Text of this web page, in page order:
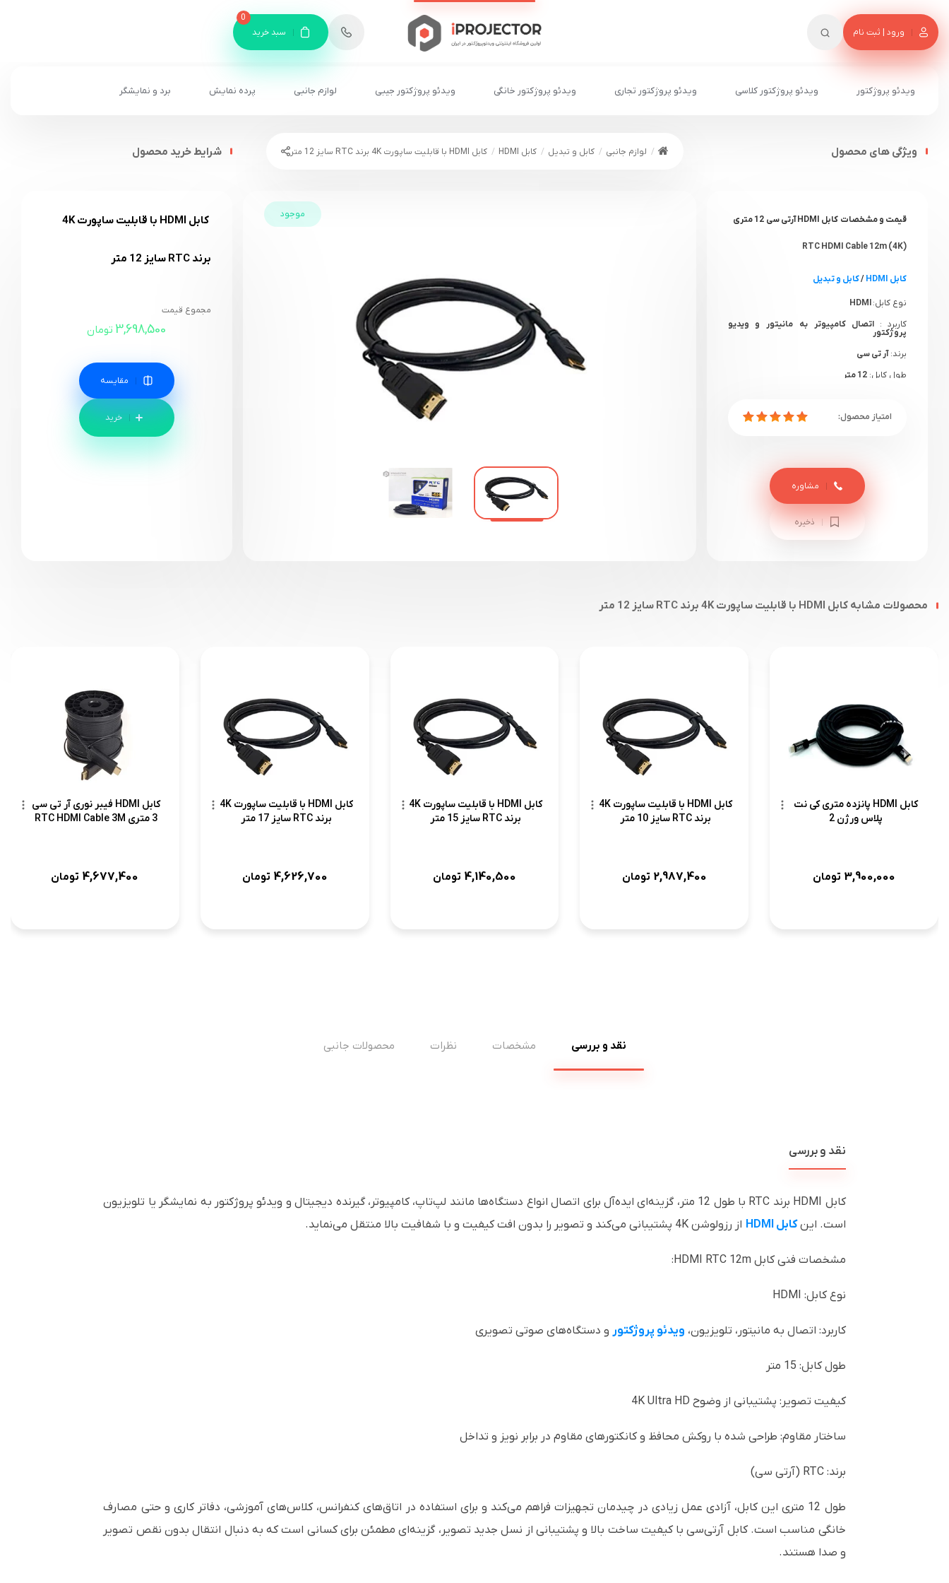
ورود | ثبت نام
8
سبد خرید
0
ویدئو پروژکتور ویدئو پروژکتور کلاسی ویدئو پروژکتور تجاری ویدئو پروژکتور خانگی ویدئو پروژکتور جیبی لوازم جانبی پرده نمایش برد و نمایشگر
لوازم جانبی کابل و تبدیل کابل HDMI کابل HDMI با قابلیت ساپورت 4K برند RTC سایز 12 متر
موجود
شرایط خرید محصول
کابل HDMI با قابلیت ساپورت 4K
برند RTC سایز 12 متر
مجموع قیمت
3,698,500 تومان
مقایسه
ویژگی های محصول
قیمت و مشخصات کابل HDMI آرتی سی 12 متری
(4K) RTC HDMI Cable 12m
کابل HDMI /کابل و تبدیل
نوع کابل:HDMI
کاربرد : اتصال کامپیوتر به مانیتور و ویدیو
پروژکتور
برند:آر تی سی
طول کابل: 12 متر
ذخیره
مشاوره
محصولات مشابه کابل HDMI با قابلیت ساپورت 4K برند RTC سایز 12 متر
کابل HDMI پانزده متری کی نت
پلاس ورژن 2
3,900,000 تومان
کابل HDMI با قابلیت ساپورت 4K
برند RTC سایز 10 متر
2,987,400 تومان
کابل HDMI با قابلیت ساپورت 4K
برند RTC سایز 15 متر
4,140,500 تومان
کابل HDMI با قابلیت ساپورت 4K
برند RTC سایز 17 متر
4,626,700 تومان
کابل HDMI فیبر نوری آر تی سی
3 متری RTC HDMI Cable 3M
4,677,400 تومان
نقد و بررسی مشخصات نظرات محصولات جانبی
نقد و بررسی
کابل HDMI برند RTC با طول 12 متر، گزینه‌ای ایده‌آل برای اتصال انواع دستگاه‌ها مانند لپ‌تاپ، کامپیوتر، گیرنده دیجیتال و ویدئو پروژکتور به نمایشگر یا تلویزیون
است. اینکابل HDMI از رزولوشن 4K پشتیبانی می‌کند و تصویر را بدون افت کیفیت و با شفافیت بالا منتقل می‌نماید.
مشخصات فنی کابل HDMI RTC 12m:
نوع کابل: HDMI
کاربرد: اتصال به مانیتور، تلویزیون، ویدئو پروژکتور و دستگاه‌های صوتی تصویری
طول کابل: 15 متر
کیفیت تصویر: پشتیبانی از وضوح 4K Ultra HD
ساختار مقاوم: طراحی شده با روکش محافظ و کانکتورهای مقاوم در برابر نویز و تداخل
برند: RTC (آرتی سی)
طول 12 متری این کابل، آزادی عمل زیادی در چیدمان تجهیزات فراهم می‌کند و برای استفاده در اتاق‌های کنفرانس، کلاس‌های آموزشی، دفاتر کاری و حتی مصارف
خانگی مناسب است. کابل آرتی‌سی با کیفیت ساخت بالا و پشتیبانی از نسل جدید تصویر، گزینه‌ای مطمئن برای کسانی است که به دنبال انتقال بدون نقص تصویر
و صدا هستند.